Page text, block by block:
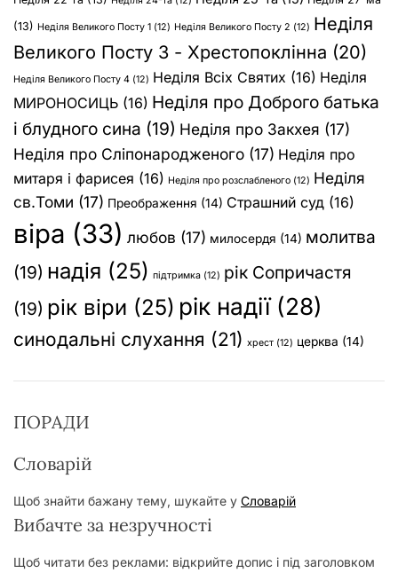
(13) Неділя Великого Посту 1 (12) Неділя Великого Посту 2 (12) Неділя
Великого Посту 3 - Хрестопоклінна (20)
Неділя Великого Посту 4 (12) Неділя Всіх Святих (16) Неділя
МИРОНОСИЦЬ (16) Неділя про Доброго батька
і блудного сина (19) Неділя про Закхея (17)
Неділя про Сліпонародженого (17) Неділя про
митаря і фарисея (16) Неділя про розслабленого (12) Неділя
св.Томи (17) Преображення (14) Страшний суд (16)
віра (33) любов (17) милосердя (14) молитва
(19) надія (25) підтримка (12) рік Сопричастя
(19) рік віри (25) рік надії(28)
синодальні слухання (21) хрест (12) церква (14)
ПОРАДИ
Словарій
Щоб знайти бажану тему, шукайте у Словарій
Вибачте за незручності
Щоб читати без реклами: відкрийте допис і під заголовком